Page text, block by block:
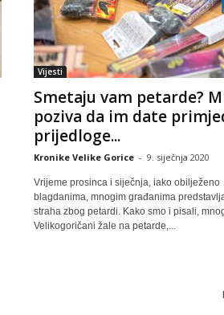
Vijesti
Smetaju vam petarde?
poziva da im date
prijedloge...
Kronike Velike Gorice - 9. siječnja 2020
Vrijeme prosinca i siječnja, iako obilježeno
blagdanima, mnogim građanima
straha zbog petardi. Kako smo i pisali,
Velikogoričani žale na petarde,...